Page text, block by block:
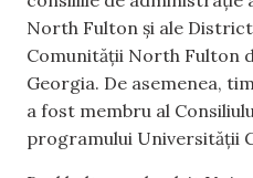
North Fulton și ale
Comunității North Fulton
Georgia. De asemenea,
a fost membru al
programului Universității